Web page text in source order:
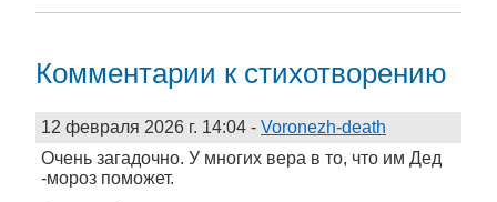
Комментарии к стихотворению
12 февраля 2026 г. 14:04 - Voronezh-death
Очень загадочно. У многих вера в то, что им Дед
-мороз поможет.